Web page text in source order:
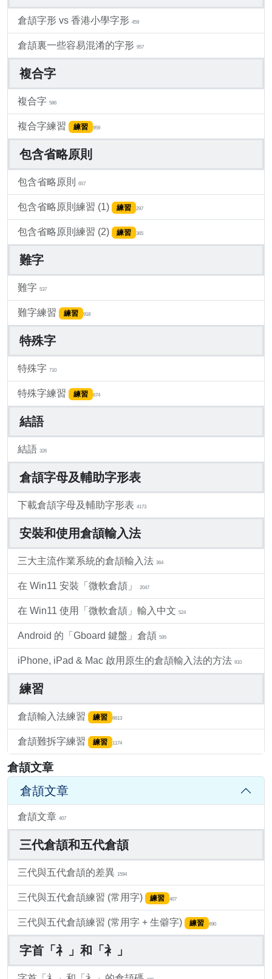
倉頡字形 vs 香港小學字形 459
倉頡裏一些容易混淆的字形 957
複合字
複合字 586
複合字練習 練習 959
包含省略原則
包含省略原則 657
包含省略原則練習 (1) 練習 297
包含省略原則練習 (2) 練習 365
難字
難字 537
難字練習 練習 918
特殊字
特殊字 710
特殊字練習 練習 674
結語
結語 326
倉頡字母及輔助字形表
下載倉頡字母及輔助字形表 4173
安裝和使用倉頡輸入法
三大主流作業系統的倉頡輸入法 364
在 Win11 安裝「微軟倉頡」 2047
在 Win11 使用「微軟倉頡」輸入中文 524
Android 的「Gboard 鍵盤」倉頡 595
iPhone, iPad & Mac 啟用原生的倉頡輸入法的方法 910
練習
倉頡輸入法練習 練習 6613
倉頡難拆字練習 練習 1174
倉頡文章
倉頡文章
倉頡文章 407
三代倉頡和五代倉頡
三代與五代倉頡的差異 1594
三代與五代倉頡練習 (常用字) 練習 407
三代與五代倉頡練習 (常用字 + 生僻字) 練習 690
字首「礻」和「衤」